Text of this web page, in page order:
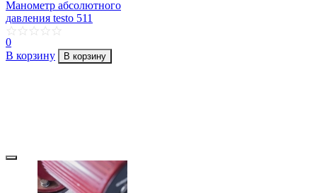
Манометр абсолютного
давления testo 511
0
В корзину
В корзину